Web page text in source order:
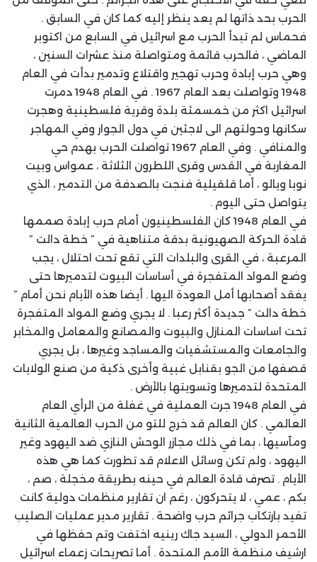
الحرب بحد ذاتها لم يعد ينظر إليه كما كان في السابق .
فحماس لم تبدأ الحرب مع اسرائيل في السابع من اكتوبر
الماضي ، فالحرب قائمة ومتواصلة منذ عشرات السنين ،
وهي حرب إبادة وحرب تهجير واقتلاع وتدمير بدأت في العام
1948 وتواصلت بعد العام 1967 . في العام 1948 دمرت
اسرائيل اكثر من خمسمئة بلدة وقرية فلسطينية وهجرت
سكانها وحولتهم الى لاجئين في دول الجوار وفي المهاجر
والمنافي . وفي العام 1967 تواصلت الحرب بهدم حي
المغاربة في القدس وقرى اللطرون الثلاثة ، عمواس وبيت
نوبا ويالو ، أما قلقيلية فنجت بالصدفة من التدمير ، الذي
يتواصل حتى اليوم .
في العام 1948 كان الفلسطينيون أمام حرب إبادة صممها
قادة الحركة الصهيونية بدقة متناهية في ” خطة دالت ”
المرعبة ، في القرى والبلدات التي تقع تحت احتلال ، يجب
وضع المواد المتفجرة في أساسات البيوت لتدميرها حتى
يفقد أصحابها أمل العودة اليها . أيضا هذه الأيام نحن أمام ”
خطة دالت ” جديدة أكثر رعبا . لا يجري وضع المواد المتفجرة
تحت اساسات المنازل والبيوت والمصانع والمعامل والمخابر
والجامعات والمستشفيات والمساجد وغيرها ، بل يجري
قصفها من الجو بقنابل غبية وأخرى ذكية من صنع الولايات
المتحدة لتدميرها وتسويتها بالأرض .
في العام 1948 جرت العملية في غفلة من الرأي العام
العالمي . كان العالم قد خرج للتو من الحرب العالمية الثانية
ومآسيها ، بما في ذلك مجازر الوحش النازي ضد اليهود وغير
اليهود ، ولم تكن وسائل الاعلام قد تطورت كما هي هذه
الأيام . تصرف قادة العالم في حينه بطريقة مخجلة ، صم ،
بكم ، عمي ، لا يتحركون ، رغم ان تقارير منظمات دولية كانت
تفيد بارتكاب جرائم حرب واضحة . تقارير مدير عمليات الصليب
الأحمر الدولي ، السيد جاك رينيه اختفت وتم حفظها في
ارشيف منظمة الأمم المتحدة . أما تصريحات زعماء اسرائيل